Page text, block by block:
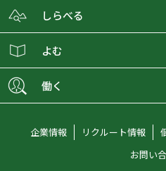
取り扱いブランド一覧
ショップブログ
会員募集
おとな女子登山部
グラビティリサーチ
しらべる
登山レポート
オンラインコンシェル
よむ
好日山荘マガジン
働く
企業情報 リクルート情報
お問い